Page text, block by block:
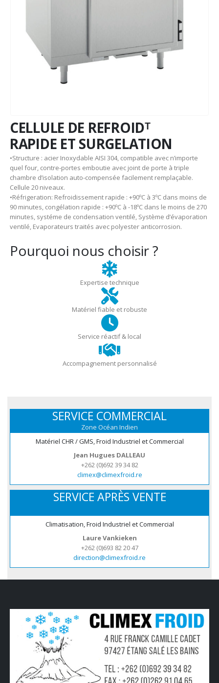
CELLULE DE REFROIDᵀ
RAPIDE ET SURGELATION
•Structure : acier Inoxydable AISI 304, compatible avec n’importe
quel four, contre-portes emboutie avec joint de porte à triple
chambre d’isolation auto-compensée facilement remplaçable.
Cellule 20 niveaux.
•Réfrigeration: Refroidissement rapide : +90ºC à 3ºC dans moins de
90 minutes, congélation rapide : +90ºC à -18ºC dans le moins de 270
minutes, systéme de condensation ventilé, Système d’évaporation
ventilé, Evaporateurs traités avec polyester anticorrosion.
Pourquoi nous choisir ?
Expertise technique
Matériel fiable et robuste
Service réactif & local
Accompagnement personnalisé
SERVICE COMMERCIAL
Zone Océan Indien
Matériel CHR / GMS, Froid Industriel et Commercial
Jean Hugues DALLEAU
+262 (0)692 39 34 82
climex@climexfroid.re
SERVICE APRÈS VENTE
Climatisation, Froid Industriel et Commercial
Laure Vankieken
+262 (0)693 82 20 47
direction@climexfroid.re